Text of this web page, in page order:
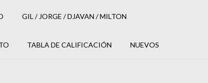
GIL / JORGE / DJAVAN / MILTON
TABLA DE CALIFICACIÓN NUEVOS